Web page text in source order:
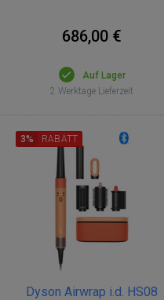
686,00 €
Auf Lager
2 Werktage Lieferzeit
Dyson Airwrap i.d. HS08
3% RABATT